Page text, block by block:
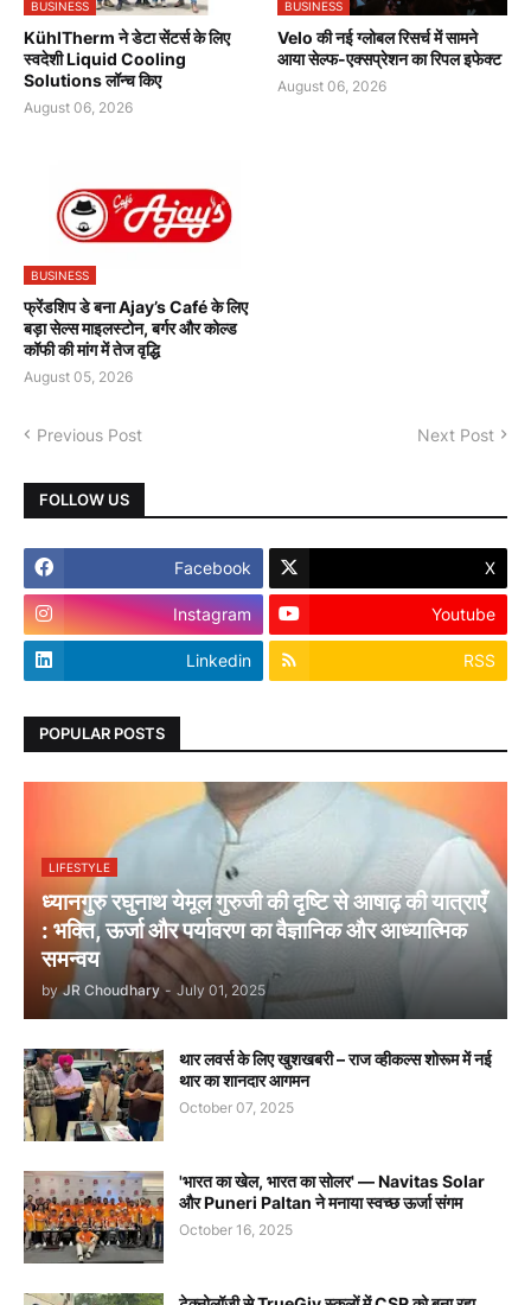
BUSINESS
KühlTherm ने डेटा सेंटर्स के लिए
स्वदेशी Liquid Cooling
Solutions लॉन्च किए
August 06, 2026
BUSINESS
Velo की नई ग्लोबल रिसर्च में सामने
आया सेल्फ-एक्सप्रेशन का रिपल इफेक्ट
August 06, 2026
BUSINESS
फ्रेंडशिप डे बना Ajay’s Café के लिए
बड़ा सेल्स माइलस्टोन, बर्गर और कोल्ड
कॉफी की मांग में तेज वृद्धि
August 05, 2026
Previous Post Next Post
FOLLOW US
Facebook X
Instagram Youtube
Linkedin RSS
POPULAR POSTS
LIFESTYLE
ध्यानगुरु रघुनाथ येमूल गुरुजी की दृष्टि से आषाढ़ की यात्राएँ
: भक्ति, ऊर्जा और पर्यावरण का वैज्ञानिक और आध्यात्मिक
समन्वय
by JR Choudhary - July 01, 2025
थार लवर्स के लिए खुशखबरी – राज व्हीकल्स शोरूम में नई
थार का शानदार आगमन
October 07, 2025
'भारत का खेल, भारत का सोलर' — Navitas Solar
और Puneri Paltan ने मनाया स्वच्छ ऊर्जा संगम
October 16, 2025